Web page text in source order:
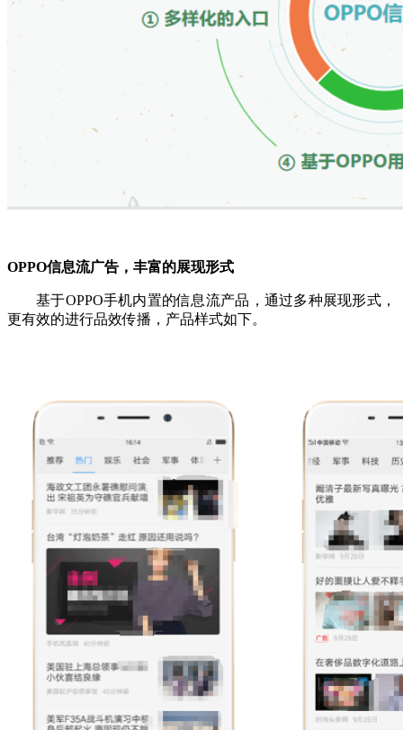
OPPO信息流广告，丰富的展现形式
基于OPPO手机内置的信息流产品，通过多种展现形式，
更有效的进行品效传播，产品样式如下。